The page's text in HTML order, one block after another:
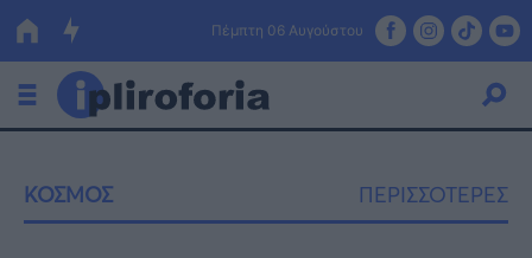
Πέμπτη 06 Αυγούστου
Οικονομία
ΚΟΣΜΟΣ ΠΕΡΙΣΣΟΤΕΡΕΣ